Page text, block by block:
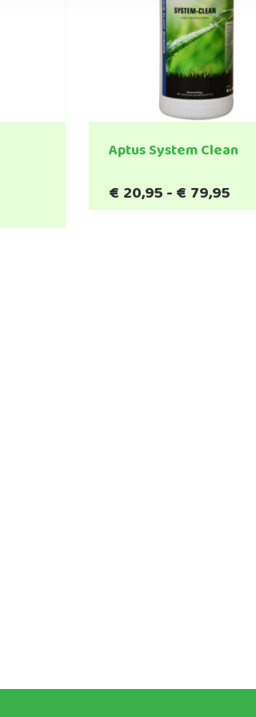
Aptus System Clean
€ 20,95-€ 79,95
Dit
product